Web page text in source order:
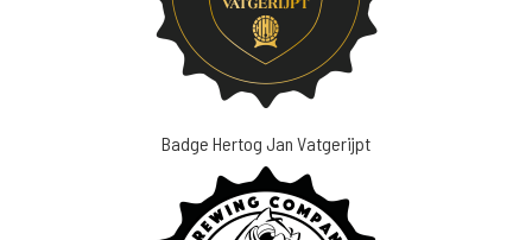
Badge Hertog Jan Vatgerijpt